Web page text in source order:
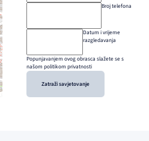
Broj telefona
Datum i vrijeme
razgledavanja
Popunjavanjem ovog obrasca slažete se s
našom politikom privatnosti
Zatraži savjetovanje